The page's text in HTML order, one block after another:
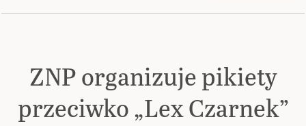
ZNP organizuje pikiety
przeciwko „Lex Czarnek”